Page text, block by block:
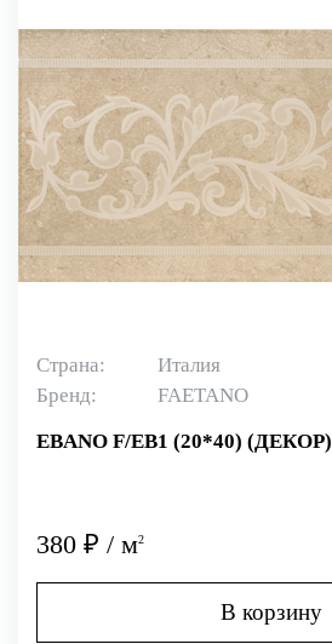
Страна:
Италия
Бренд:
FAETANO
EBANO F/EB1 (20*40) (ДЕКОР)
380 ₽ / м2
В корзину